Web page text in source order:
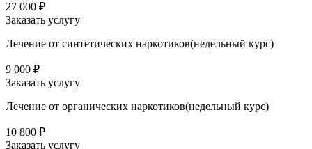
27 000 ₽
Заказать услугу
Лечение от синтетических наркотиков(недельный курс)
9 000 ₽
Заказать услугу
Лечение от органических наркотиков(недельный курс)
10 800 ₽
Заказать услугу